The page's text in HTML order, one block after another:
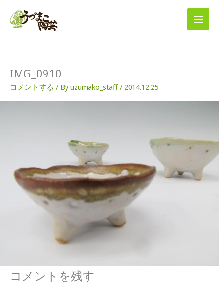
IMG_0910
コメントする / Byuzumako_staff/ 2014.12.25
コメントを残す